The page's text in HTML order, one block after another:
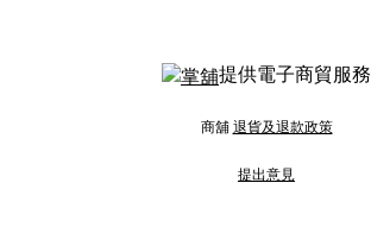
提供電子商貿服務
商舖 退貨及退款政策
提出意見